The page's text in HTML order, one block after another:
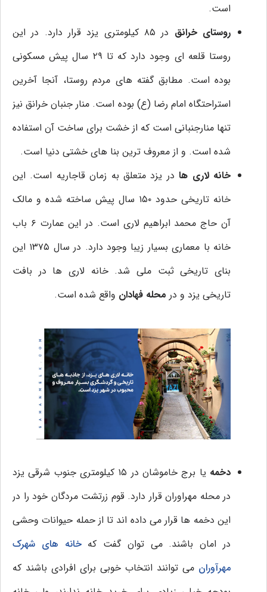
است.
روستای خرانق
در ۸۵ کیلومتری یزد قرار دارد. در این
روستا قلعه ای وجود دارد که تا ۲۹ سال پیش مسکونی
بوده است. مطابق گفته های مردم روستا، آنجا آخرین
استراحتگاه امام رضا (ع) بوده است. منار جنبان خرانق نیز
تنها منارجنبانی است که از خشت برای ساخت آن استفاده
شده است. و از معروف ترین بنا های خشتی دنیا است.
خانه لاری هادر یزد متعلق به زمان قاجاریه است. این
خانه تاریخی حدود ۱۵۰ سال پیش ساخته شده و مالک
آن حاج محمد ابراهیم لاری است. در این عمارت ۶ باب
خانه با معماری بسیار زیبا وجود دارد. در سال ۱۳۷۵ این
بنای تاریخی ثبت ملی شد. خانه لاری ها در بافت
تاریخی یزد و در محله فهادان واقع شده است.
دخمه
یا برج خاموشان در ۱۵ کیلومتری جنوب شرقی یزد
در محله مهراوران قرار دارد. قوم زرتشت مردگان خود را در
این دخمه ها قرار می داده اند تا از حمله حیوانات وحشی
در امان باشند. می توان گفت کهخانه های شهرک
مهرآوران می توانند انتخاب خوبی برای افرادی باشند که